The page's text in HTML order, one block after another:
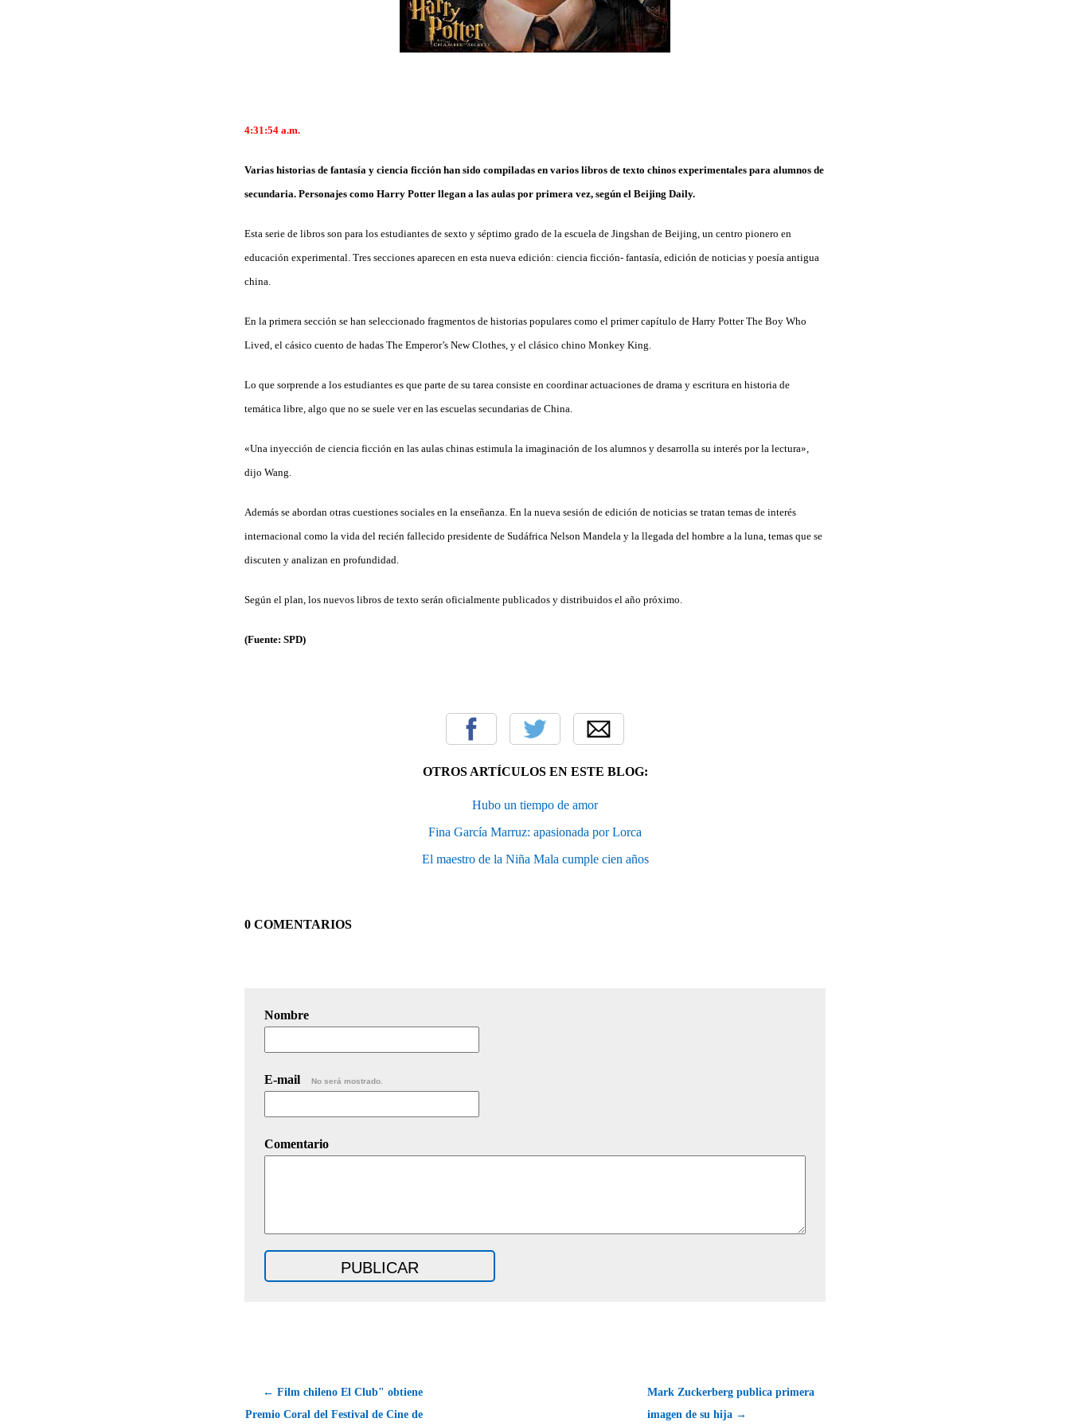
4:31:54 a.m.
Varias historias de fantasía y ciencia ficción han sido compiladas en varios libros de texto chinos experimentales para alumnos de
secundaria. Personajes como Harry Potter llegan a las aulas por primera vez, según el Beijing Daily.
Esta serie de libros son para los estudiantes de sexto y séptimo grado de la escuela de Jingshan de Beijing, un centro pionero en
educación experimental. Tres secciones aparecen en esta nueva edición: ciencia ficción- fantasía, edición de noticias y poesía antigua
china.
En la primera sección se han seleccionado fragmentos de historias populares como el primer capítulo de Harry Potter The Boy Who
Lived, el cásico cuento de hadas The Emperor’s New Clothes, y el clásico chino Monkey King.
Lo que sorprende a los estudiantes es que parte de su tarea consiste en coordinar actuaciones de drama y escritura en historia de
temática libre, algo que no se suele ver en las escuelas secundarias de China.
«Una inyección de ciencia ficción en las aulas chinas estimula la imaginación de los alumnos y desarrolla su interés por la lectura»,
dijo Wang.
Además se abordan otras cuestiones sociales en la enseñanza. En la nueva sesión de edición de noticias se tratan temas de interés
internacional como la vida del recién fallecido presidente de Sudáfrica Nelson Mandela y la llegada del hombre a la luna, temas que se
discuten y analizan en profundidad.
Según el plan, los nuevos libros de texto serán oficialmente publicados y distribuidos el año próximo.
(Fuente: SPD)
OTROS ARTÍCULOS EN ESTE BLOG:
Hubo un tiempo de amor
Fina García Marruz: apasionada por Lorca
El maestro de la Niña Mala cumple cien años
0 COMENTARIOS
Nombre
E-mail No será mostrado.
Comentario
← Film chileno El Club" obtiene
Premio Coral del Festival de Cine de
Mark Zuckerberg publica primera
imagen de su hija →